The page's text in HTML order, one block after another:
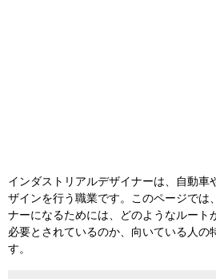
インダストリアルデザイナーは、自動車
ザインを行う職業です。このページでは
ナーになるためには、どのようなルート
必要とされているのか、向いている人の
す。